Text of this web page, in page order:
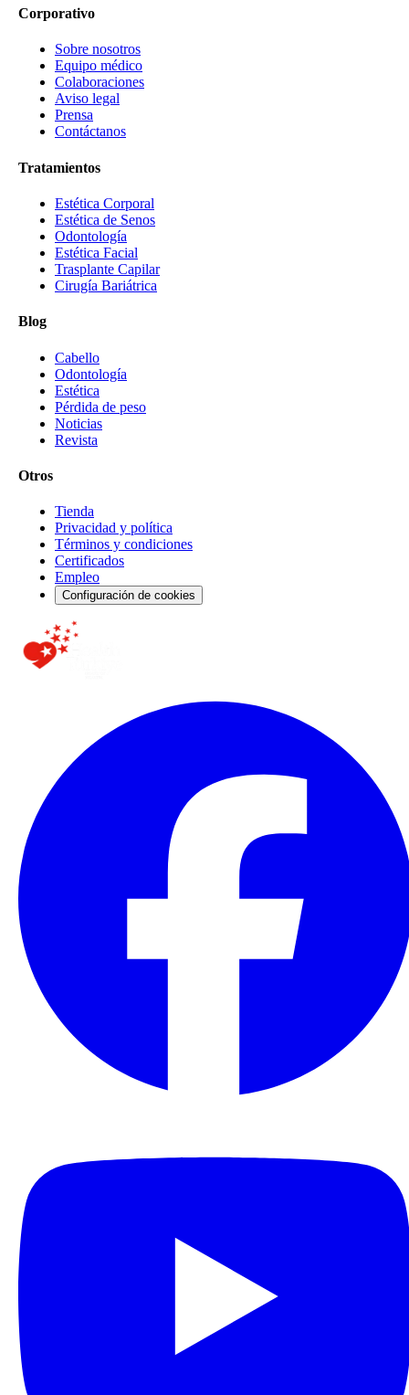
Corporativo
Sobre nosotros
Equipo médico
Colaboraciones
Aviso legal
Prensa
Contáctanos
Tratamientos
Estética Corporal
Estética de Senos
Odontología
Estética Facial
Trasplante Capilar
Cirugía Bariátrica
Blog
Cabello
Odontología
Estética
Pérdida de peso
Noticias
Revista
Otros
Tienda
Privacidad y política
Términos y condiciones
Certificados
Empleo
Configuración de cookies